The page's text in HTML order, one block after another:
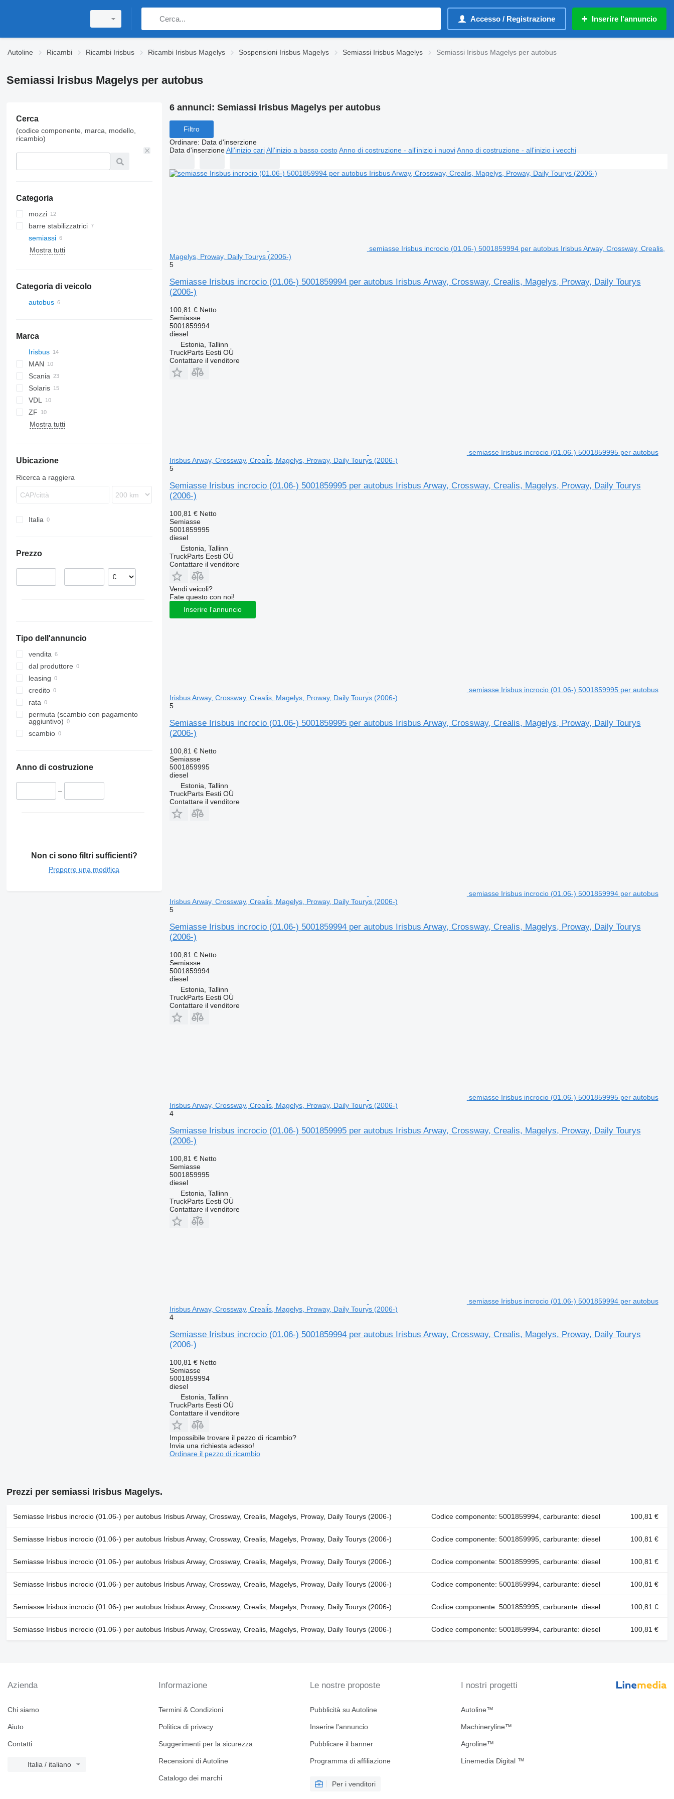
Accesso / Registrazione Inserire l'annuncio
Autoline Ricambi Ricambi Irisbus Ricambi Irisbus Magelys Sospensioni Irisbus Magelys Semiassi Irisbus Magelys Semiassi Irisbus Magelys per autobus
Semiassi Irisbus Magelys per autobus
Cerca
(codice componente, marca, modello,
ricambio)
Categoria
mozzi
barre stabilizzatrici
semiassi
Mostra tutti
Categoria di veicolo
autobus
Marca
Futura
Irisbus
Axer
Citelis
Crossway
Daily
Domino
Evadys
Proway
MAN
A-series
Lion's series
Integro
Intouro
O-series
Cityliner
Jetliner
Skyliner
Scania
L-series
S-series
Solaris
Alpino
Urbino
VDL
B-series
ZF
Mostra tutti
Ubicazione
Ricerca a raggiera
Italia
Prezzo
–
Tipo dell'annuncio
vendita
dal produttore
leasing
credito
rata
permuta (scambio con pagamento
aggiuntivo)
scambio
Anno di costruzione
–
Non ci sono filtri sufficienti?
Proporre una modifica
6 annunci: Semiassi Irisbus Magelys per autobus
Filtro
Ordinare: Data d'inserzione
Data d'inserzione All'inizio cari All'inizio a basso costo Anno di costruzione - all'inizio i nuovi Anno di costruzione - all'inizio i vecchi
semiasse Irisbus incrocio (01.06-) 5001859994 per autobus Irisbus Arway, Crossway, Crealis,
Magelys, Proway, Daily Tourys (2006-)
5
Semiasse Irisbus incrocio (01.06-) 5001859994 per autobus Irisbus Arway, Crossway, Crealis, Magelys, Proway, Daily Tourys
(2006-)
100,81 € Netto
Semiasse
5001859994
diesel
Estonia, Tallinn
TruckParts Eesti OÜ
Contattare il venditore
semiasse Irisbus incrocio (01.06-) 5001859995 per autobus
Irisbus Arway, Crossway, Crealis, Magelys, Proway, Daily Tourys (2006-)
5
Semiasse Irisbus incrocio (01.06-) 5001859995 per autobus Irisbus Arway, Crossway, Crealis, Magelys, Proway, Daily Tourys
(2006-)
100,81 € Netto
Semiasse
5001859995
diesel
Estonia, Tallinn
TruckParts Eesti OÜ
Contattare il venditore
Vendi veicoli?
Fate questo con noi!
Inserire l'annuncio
semiasse Irisbus incrocio (01.06-) 5001859995 per autobus
Irisbus Arway, Crossway, Crealis, Magelys, Proway, Daily Tourys (2006-)
5
Semiasse Irisbus incrocio (01.06-) 5001859995 per autobus Irisbus Arway, Crossway, Crealis, Magelys, Proway, Daily Tourys
(2006-)
100,81 € Netto
Semiasse
5001859995
diesel
Estonia, Tallinn
TruckParts Eesti OÜ
Contattare il venditore
semiasse Irisbus incrocio (01.06-) 5001859994 per autobus
Irisbus Arway, Crossway, Crealis, Magelys, Proway, Daily Tourys (2006-)
5
Semiasse Irisbus incrocio (01.06-) 5001859994 per autobus Irisbus Arway, Crossway, Crealis, Magelys, Proway, Daily Tourys
(2006-)
100,81 € Netto
Semiasse
5001859994
diesel
Estonia, Tallinn
TruckParts Eesti OÜ
Contattare il venditore
semiasse Irisbus incrocio (01.06-) 5001859995 per autobus
Irisbus Arway, Crossway, Crealis, Magelys, Proway, Daily Tourys (2006-)
4
Semiasse Irisbus incrocio (01.06-) 5001859995 per autobus Irisbus Arway, Crossway, Crealis, Magelys, Proway, Daily Tourys
(2006-)
100,81 € Netto
Semiasse
5001859995
diesel
Estonia, Tallinn
TruckParts Eesti OÜ
Contattare il venditore
semiasse Irisbus incrocio (01.06-) 5001859994 per autobus
Irisbus Arway, Crossway, Crealis, Magelys, Proway, Daily Tourys (2006-)
4
Semiasse Irisbus incrocio (01.06-) 5001859994 per autobus Irisbus Arway, Crossway, Crealis, Magelys, Proway, Daily Tourys
(2006-)
100,81 € Netto
Semiasse
5001859994
diesel
Estonia, Tallinn
TruckParts Eesti OÜ
Contattare il venditore
Impossibile trovare il pezzo di ricambio?
Invia una richiesta adesso!
Ordinare il pezzo di ricambio
Prezzi per semiassi Irisbus Magelys.
Semiasse Irisbus incrocio (01.06-) per autobus Irisbus Arway, Crossway, Crealis, Magelys, Proway, Daily Tourys (2006-) Codice componente: 5001859994, carburante: diesel 100,81 €
Semiasse Irisbus incrocio (01.06-) per autobus Irisbus Arway, Crossway, Crealis, Magelys, Proway, Daily Tourys (2006-) Codice componente: 5001859995, carburante: diesel 100,81 €
Semiasse Irisbus incrocio (01.06-) per autobus Irisbus Arway, Crossway, Crealis, Magelys, Proway, Daily Tourys (2006-) Codice componente: 5001859995, carburante: diesel 100,81 €
Semiasse Irisbus incrocio (01.06-) per autobus Irisbus Arway, Crossway, Crealis, Magelys, Proway, Daily Tourys (2006-) Codice componente: 5001859994, carburante: diesel 100,81 €
Semiasse Irisbus incrocio (01.06-) per autobus Irisbus Arway, Crossway, Crealis, Magelys, Proway, Daily Tourys (2006-) Codice componente: 5001859995, carburante: diesel 100,81 €
Semiasse Irisbus incrocio (01.06-) per autobus Irisbus Arway, Crossway, Crealis, Magelys, Proway, Daily Tourys (2006-) Codice componente: 5001859994, carburante: diesel 100,81 €
Azienda
Chi siamo
Aiuto
Contatti
Italia / italiano
Informazione
Termini & Condizioni
Politica di privacy
Suggerimenti per la sicurezza
Recensioni di Autoline
Catalogo dei marchi
Le nostre proposte
Pubblicità su Autoline
Inserire l'annuncio
Pubblicare il banner
Programma di affiliazione
Per i venditori
I nostri progetti
Autoline™
Machineryline™
Agroline™
Linemedia Digital ™